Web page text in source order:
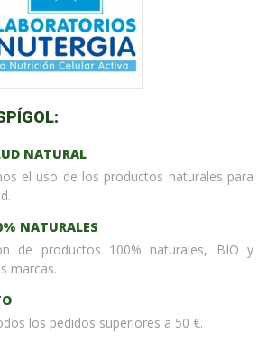
NATURAL
el uso de los productos naturales para
NATURALES
de productos 100% naturales, BIO y
marcas.
los pedidos superiores a 50 €.